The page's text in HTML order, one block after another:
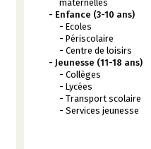
maternelles
- Enfance (3-10 ans)
- Ecoles
- Périscolaire
- Centre de loisirs
- Jeunesse (11-18 ans)
- Collèges
- Lycées
- Transport scolaire
- Services jeunesse